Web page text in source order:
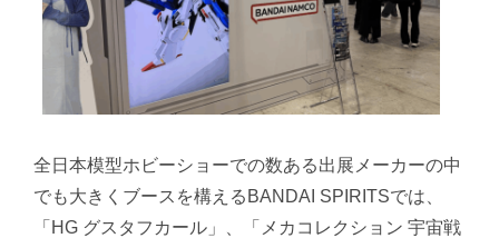
全日本模型ホビーショーでの数ある出展メーカーの中
でも大きくブースを構えるBANDAI SPIRITSでは、
「HG グスタフカール」、「メカコレクション 宇宙戦